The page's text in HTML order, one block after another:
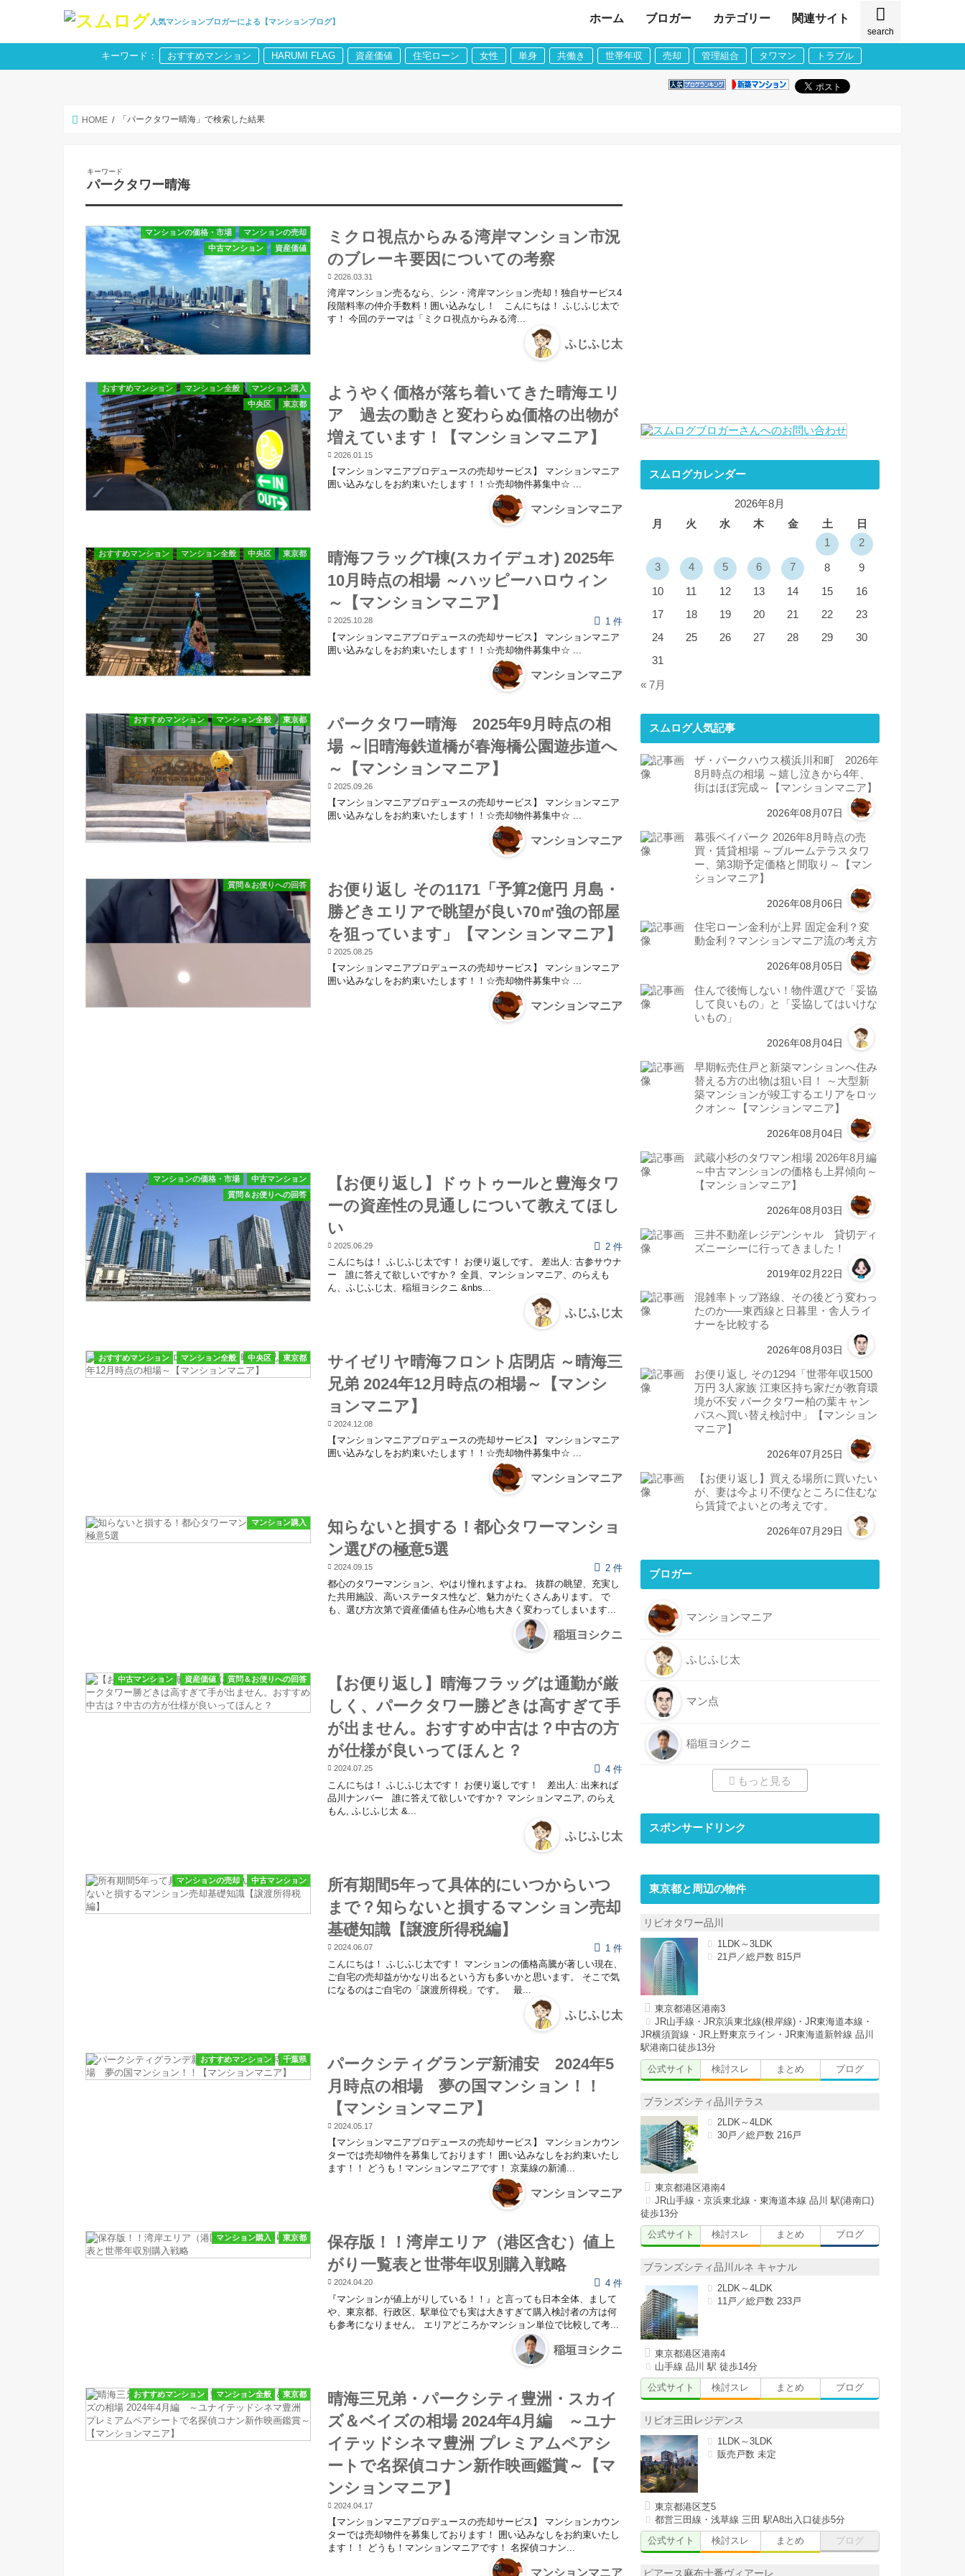
人気マンションブロガーによる【マンションブログ】
search
ホーム ブロガー カテゴリー 関連サイト
キーワード： おすすめマンション HARUMI FLAG 資産価値 住宅ローン 女性 単身 共働き 世帯年収 売却 管理組合 タワマン トラブル
HOME 「パークタワー晴海」で検索した結果
キーワード
パークタワー晴海
マンションの価格・市場
マンションの売却
中古マンション
資産価値
ミクロ視点からみる湾岸マンション市況
のブレーキ要因についての考察
2026.03.31
湾岸マンション売るなら、シン・湾岸マンション売却！独自サービス4
段階料率の仲介手数料！囲い込みなし！ こんにちは！ ふじふじ太で
す！ 今回のテーマは「ミクロ視点からみる湾...
ふじふじ太
おすすめマンション マンション全般
マンション購入
中央区
東京都
ようやく価格が落ち着いてきた晴海エリ
ア 過去の動きと変わらぬ価格の出物が
増えています！【マンションマニア】
2026.01.15
【マンションマニアプロデュースの売却サービス】 マンションマニア
囲い込みなしをお約束いたします！！☆売却物件募集中☆ ...
マンションマニア
おすすめマンション マンション全般 中央区 東京都
晴海フラッグT棟(スカイデュオ) 2025年
10月時点の相場 ～ハッピーハロウィン
～【マンションマニア】
2025.10.28
1 件
【マンションマニアプロデュースの売却サービス】 マンションマニア
囲い込みなしをお約束いたします！！☆売却物件募集中☆ ...
マンションマニア
おすすめマンション マンション全般 東京都
パークタワー晴海 2025年9月時点の相
場 ～旧晴海鉄道橋が春海橋公園遊歩道へ
～【マンションマニア】
2025.09.26
【マンションマニアプロデュースの売却サービス】 マンションマニア
囲い込みなしをお約束いたします！！☆売却物件募集中☆ ...
マンションマニア
質問＆お便りへの回答
お便り返し その1171「予算2億円 月島・
勝どきエリアで眺望が良い70㎡強の部屋
を狙っています」【マンションマニア】
2025.08.25
【マンションマニアプロデュースの売却サービス】 マンションマニア
囲い込みなしをお約束いたします！！☆売却物件募集中☆ ...
マンションマニア
マンションの価格・市場
中古マンション
質問＆お便りへの回答
【お便り返し】ドゥトゥールと豊海タワ
ーの資産性の見通しについて教えてほし
い
2025.06.29
2 件
こんにちは！ ふじふじ太です！ お便り返しです。 差出人: 古参サウナ
ー 誰に答えて欲しいですか？ 全員、マンションマニア、のらえも
ん、ふじふじ太、稲垣ヨシクニ &nbs...
ふじふじ太
おすすめマンション マンション全般 中央区 東京都
サイゼリヤ晴海フロント店閉店 ～晴海三
兄弟 2024年12月時点の相場～【マンシ
ョンマニア】
2024.12.08
【マンションマニアプロデュースの売却サービス】 マンションマニア
囲い込みなしをお約束いたします！！☆売却物件募集中☆ ...
マンションマニア
マンション購入
知らないと損する！都心タワーマンショ
ン選びの極意5選
2024.09.15
2 件
都心のタワーマンション、やはり憧れますよね。 抜群の眺望、充実し
た共用施設、高いステータス性など、魅力がたくさんあります。 で
も、選び方次第で資産価値も住み心地も大きく変わってしまいます...
稲垣ヨシクニ
中古マンション 資産価値 質問＆お便りへの回答
【お便り返し】晴海フラッグは通勤が厳
しく、パークタワー勝どきは高すぎて手
が出ません。おすすめ中古は？中古の方
が仕様が良いってほんと？
2024.07.25
4 件
こんにちは！ ふじふじ太です！ お便り返しです！ 差出人: 出来れば
品川ナンバー 誰に答えて欲しいですか？ マンションマニア, のらえ
もん, ふじふじ太 &...
ふじふじ太
マンションの売却 中古マンション
所有期間5年って具体的にいつからいつ
まで？知らないと損するマンション売却
基礎知識【譲渡所得税編】
2024.06.07
1 件
こんにちは！ ふじふじ太です！ マンションの価格高騰が著しい現在、
ご自宅の売却益がかなり出るという方も多いかと思います。 そこで気
になるのはご自宅の「譲渡所得税」です。 最...
ふじふじ太
おすすめマンション 千葉県
パークシティグランデ新浦安 2024年5
月時点の相場 夢の国マンション！！
【マンションマニア】
2024.05.17
【マンションマニアプロデュースの売却サービス】 マンションカウン
ターでは売却物件を募集しております！ 囲い込みなしをお約束いたし
ます！！ どうも！マンションマニアです！ 京葉線の新浦...
マンションマニア
マンション購入 東京都
保存版！！湾岸エリア（港区含む）値上
がり一覧表と世帯年収別購入戦略
2024.04.20
4 件
『マンションが値上がりしている！！』と言っても日本全体、まして
や、東京都、行政区、駅単位でも実は大きすぎて購入検討者の方は何
も参考になりません。 エリアどころかマンション単位で比較して考...
稲垣ヨシクニ
おすすめマンション マンション全般 東京都
晴海三兄弟・パークシティ豊洲・スカイ
ズ＆ベイズの相場 2024年4月編 ～ユナ
イテッドシネマ豊洲 プレミアムペアシ
ートで名探偵コナン新作映画鑑賞～【マ
ンションマニア】
2024.04.17
【マンションマニアプロデュースの売却サービス】 マンションカウン
ターでは売却物件を募集しております！ 囲い込みなしをお約束いたし
ます！！ どうも！マンションマニアです！ 名探偵コナン...
マンションマニア
スムログカレンダー
2026年8月
月
火 水 木 金 土
日
1
2
3 4 5 6 7 8 9
10 11 12 13 14 15
16
17
18 19 20 21 22
23
24
25 26 27 28 29
30
31
« 7月
スムログ人気記事
ザ・パークハウス横浜川和町 2026年
8月時点の相場 ～嬉し泣きから4年、
街はほぼ完成～【マンションマニア】
2026年08月07日
幕張ベイパーク 2026年8月時点の売
買・賃貸相場 ～ブルームテラスタワ
ー、第3期予定価格と間取り～【マン
ションマニア】
2026年08月06日
住宅ローン金利が上昇 固定金利？変
動金利？マンションマニア流の考え方
2026年08月05日
住んで後悔しない！物件選びで「妥協
して良いもの」と「妥協してはいけな
いもの」
2026年08月04日
早期転売住戸と新築マンションへ住み
替える方の出物は狙い目！ ～大型新
築マンションが竣工するエリアをロッ
クオン～【マンションマニア】
2026年08月04日
武蔵小杉のタワマン相場 2026年8月編
～中古マンションの価格も上昇傾向～
【マンションマニア】
2026年08月03日
三井不動産レジデンシャル 貸切ディ
ズニーシーに行ってきました！
2019年02月22日
混雑率トップ路線、その後どう変わっ
たのか──東西線と日暮里・舎人ライ
ナーを比較する
2026年08月03日
お便り返し その1294「世帯年収1500
万円 3人家族 江東区持ち家だが教育環
境が不安 パークタワー柏の葉キャン
パスへ買い替え検討中」【マンション
マニア】
2026年07月25日
【お便り返し】買える場所に買いたい
が、妻は今より不便なところに住むな
ら賃貸でよいとの考えです。
2026年07月29日
ブロガー
マンションマニア
ふじふじ太
マン点
稲垣ヨシクニ
もっと見る
スポンサードリンク
東京都と周辺の物件
リビオタワー品川
1LDK～3LDK
21戸／総戸数 815戸
東京都港区港南3
JR山手線・JR京浜東北線(根岸線)・JR東海道本線・
JR横須賀線・JR上野東京ライン・JR東海道新幹線 品川
駅港南口徒歩13分
公式サイト
検討スレ まとめ ブログ
ブランズシティ品川テラス
2LDK～4LDK
30戸／総戸数 216戸
東京都港区港南4
JR山手線・京浜東北線・東海道本線 品川 駅(港南口)
徒歩13分
公式サイト
検討スレ まとめ ブログ
ブランズシティ品川ルネ キャナル
2LDK～4LDK
11戸／総戸数 233戸
東京都港区港南4
山手線 品川 駅 徒歩14分
公式サイト
検討スレ まとめ ブログ
リビオ三田レジデンス
1LDK～3LDK
販売戸数 未定
東京都港区芝5
都営三田線・浅草線 三田 駅A8出入口徒歩5分
公式サイト
検討スレ まとめ ブログ
ピアース麻布十番ヴィアーレ